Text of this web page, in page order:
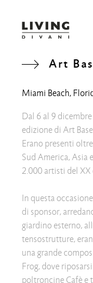
Art
Miami Beach,
Dal 6 al 9
edizione di Art
Erano presenti
Sud America, Asia
2.000 artisti del XX
In questa
di sponsor,
giardino esterno,
tensostrutture,
una grande
Frog, dove
poltroncine Cafè e